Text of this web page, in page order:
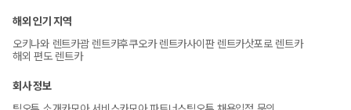
해외 인기 지역
오키나와 렌트카괌 렌트카후쿠오카 렌트카사이판 렌트카삿포로 렌트카
해외 편도 렌트카
회사 정보